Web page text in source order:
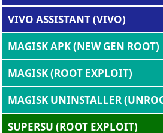
VIVO ASSISTANT (VIVO)
MAGISK APK (NEW GEN ROOT)
MAGISK (ROOT EXPLOIT)
MAGISK UNINSTALLER
SUPERSU (ROOT EXPLOIT)